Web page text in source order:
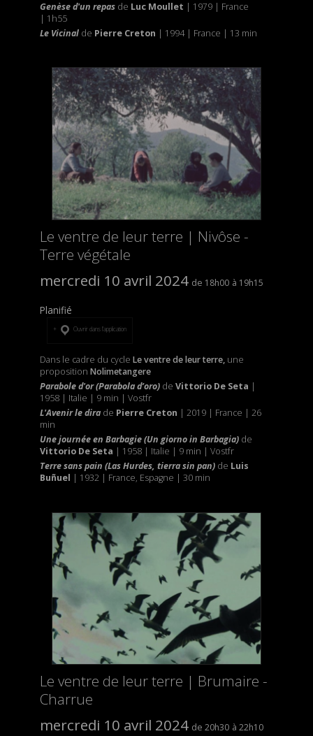
Genèse d'un repasde Luc Moullet | 1979 | France
| 1h55
Le Vicinalde Pierre Creton | 1994 | France | 13 min
Le ventre de leur terre | Nivôse -
Terre végétale
mercredi 10 avril 2024
18h00 19h15
Planifié
Ouvrir dans l’application
Dans le cadre du cycle Le ventre de leur terre, une
proposition Nolimetangere
Parabole d'or (Parabola d’oro)de Vittorio De Seta |
1958 | Italie | 9 min | Vostfr
L'Avenir le dirade Pierre Creton | 2019 | France | 26
min
Une journée en Barbagie (Un giorno in Barbagia)de
Vittorio De Seta | 1958 | Italie | 9 min | Vostfr
Terre sans pain (Las Hurdes, tierra sin pan)de Luis
Buñuel | 1932 | France, Espagne | 30 min
Le ventre de leur terre | Brumaire -
Charrue
mercredi 10 avril 2024
20h30 22h10